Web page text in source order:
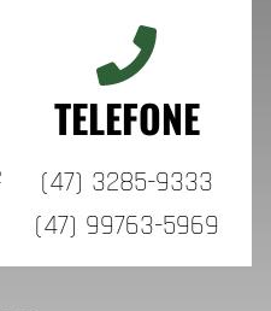
TELEFONE
(47) 3285-9333
(47) 99763-5969